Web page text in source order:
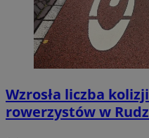
Wzrosła liczba
rowerzystów w